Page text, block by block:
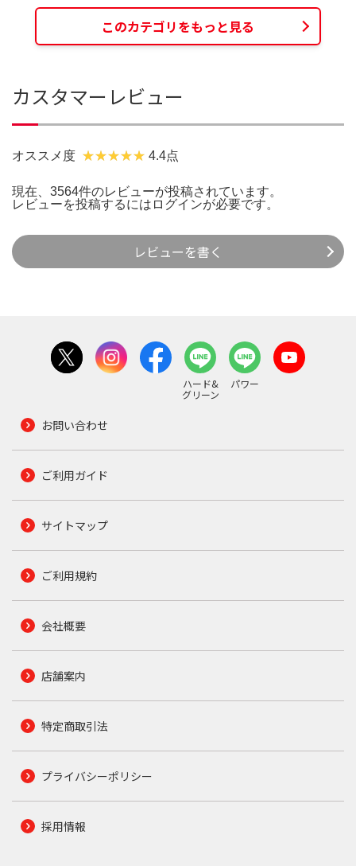
このカテゴリをもっと見る
カスタマーレビュー
オススメ度 4.4点
現在、3564件のレビューが投稿されています。
レビューを投稿するには ログインが必要です。
レビューを書く
ハード&
グリーン
パワー
お問い合わせ
ご利用ガイド
サイトマップ
ご利用規約
会社概要
店舗案内
特定商取引法
プライバシーポリシー
採用情報